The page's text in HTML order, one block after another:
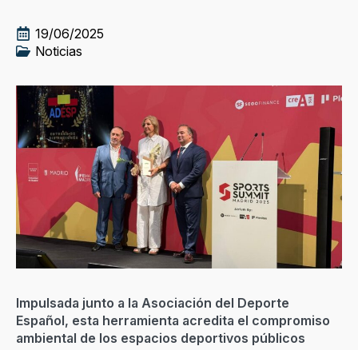
19/06/2025
Noticias
Impulsada junto a la Asociación del Deporte
Español, esta herramienta acredita el compromiso
ambiental de los espacios deportivos públicos